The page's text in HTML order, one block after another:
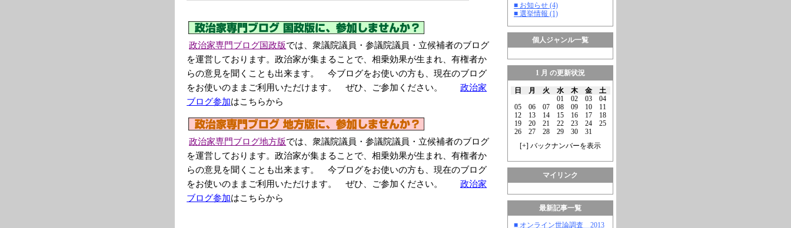
■ お知らせ (4)
■ 選挙情報 (1)
個人ジャンル一覧
1 月 の更新状況
日 月 火 水 木 金
土
01
02 03
04
05
06 07 08 09 10
11
12
13 14 15 16 17
18
19
20 21 22 23 24
25
26
27 28 29 30
31
[+] バックナンバーを表示
マイリンク
最新記事一覧
■ オンライン世論調査 2013
政治家専門ブログ国政版では、衆議院議員・参議院議員・立候補者のブログ
を運営しております。政治家が集まることで、相乗効果が生まれ、有権者か
らの意見を聞くことも出来ます。 今ブログをお使いの方も、現在のブログ
をお使いのままご利用いただけます。 ぜひ、ご参加ください。政治家
ブログ参加はこちらから
政治家専門ブログ地方版では、衆議院議員・参議院議員・立候補者のブログ
を運営しております。政治家が集まることで、相乗効果が生まれ、有権者か
らの意見を聞くことも出来ます。 今ブログをお使いの方も、現在のブログ
をお使いのままご利用いただけます。 ぜひ、ご参加ください。政治家
ブログ参加はこちらから